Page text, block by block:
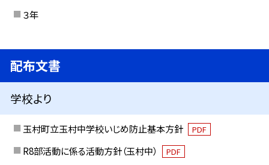
３年
配布文書
学校より
玉村町立玉村中学校いじめ防止基本方針 PDF
R8部活動に係る活動方針（玉村中） PDF